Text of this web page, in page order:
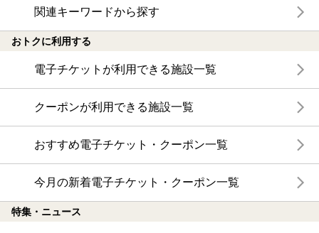
関連キーワードから探す
おトクに利用する
電子チケットが利用できる施設一覧
クーポンが利用できる施設一覧
おすすめ電子チケット・クーポン一覧
今月の新着電子チケット・クーポン一覧
特集・ニュース